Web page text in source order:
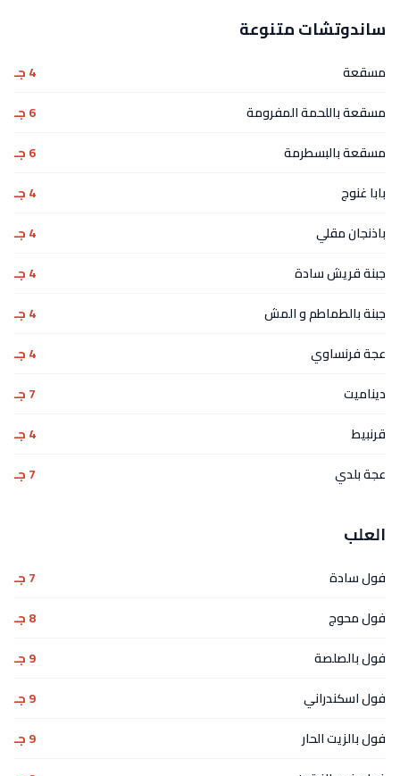
ساندوتشات متنوعة
مسقعة
4 جـ
مسقعة باللحمة المفرومة
6 جـ
مسقعة بالبسطرمة
6 جـ
بابا غنوج
4 جـ
باذنجان مقلي
4 جـ
جبنة قريش سادة
4 جـ
جبنة بالطماطم و المش
4 جـ
عجة فرنساوي
4 جـ
ديناميت
7 جـ
قرنبيط
4 جـ
عجة بلدي
7 جـ
العلب
فول سادة
7 جـ
فول محوج
8 جـ
فول بالصلصة
9 جـ
فول اسكندراني
9 جـ
فول بالزيت الحار
9 جـ